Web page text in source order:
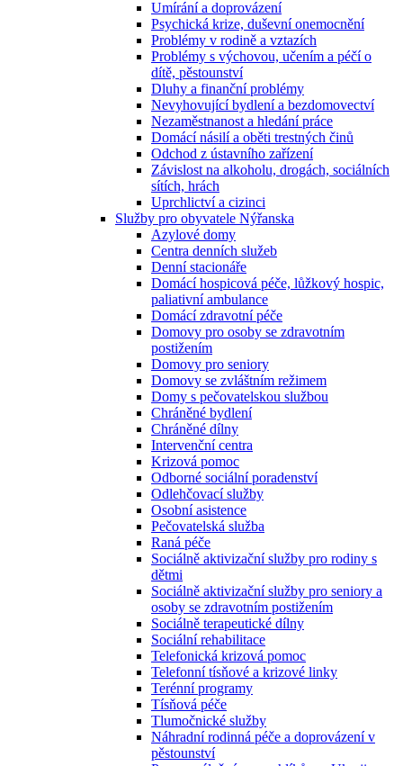
Umírání a doprovázení
Psychická krize, duševní onemocnění
Problémy v rodině a vztazích
Problémy s výchovou, učením a péčí o
dítě, pěstounství
Dluhy a finanční problémy
Nevyhovující bydlení a bezdomovectví
Nezaměstnanost a hledání práce
Domácí násilí a oběti trestných činů
Odchod z ústavního zařízení
Závislost na alkoholu, drogách, sociálních
sítích, hrách
Uprchlictví a cizinci
Služby pro obyvatele Nýřanska
Azylové domy
Centra denních služeb
Denní stacionáře
Domácí hospicová péče, lůžkový hospic,
paliativní ambulance
Domácí zdravotní péče
Domovy pro osoby se zdravotním
postižením
Domovy pro seniory
Domovy se zvláštním režimem
Domy s pečovatelskou službou
Chráněné bydlení
Chráněné dílny
Intervenční centra
Krizová pomoc
Odborné sociální poradenství
Odlehčovací služby
Osobní asistence
Pečovatelská služba
Raná péče
Sociálně aktivizační služby pro rodiny s
dětmi
Sociálně aktivizační služby pro seniory a
osoby se zdravotním postižením
Sociálně terapeutické dílny
Sociální rehabilitace
Telefonická krizová pomoc
Telefonní tísňové a krizové linky
Terénní programy
Tísňová péče
Tlumočnické služby
Náhradní rodinná péče a doprovázení v
pěstounství